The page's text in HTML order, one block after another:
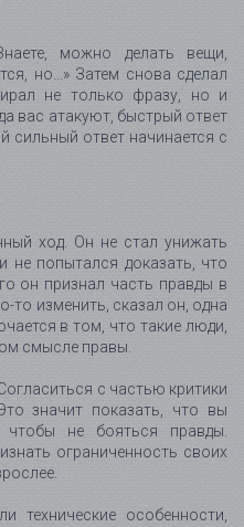
можно делать вещи,
но...» Затем снова сделал
не только фразу, но и
вас атакуют, быстрый ответ
сильный ответ начинается с
ход. Он не стал унижать
не попытался доказать, что
он признал часть правды в
то изменить, сказал он, одна
в том, что такие люди,
смысле правы.
с частью критики
значит показать, что вы
не бояться правды.
ограниченность своих
технические особенности,